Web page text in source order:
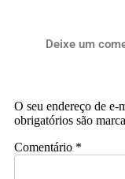
Deixe um
O seu endereço de e-
obrigatórios são
Comentário *